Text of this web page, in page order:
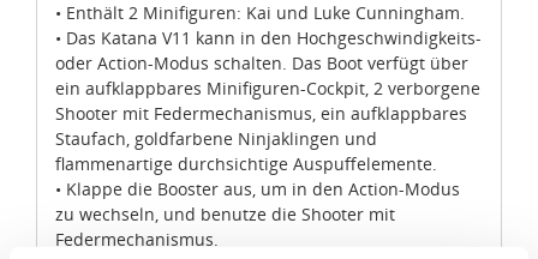
• Enthält 2 Minifiguren: Kai und Luke Cunningham.
• Das Katana V11 kann in den Hochgeschwindigkeits-
oder Action-Modus schalten. Das Boot verfügt über
ein aufklappbares Minifiguren-Cockpit, 2 verborgene
Shooter mit Federmechanismus, ein aufklappbares
Staufach, goldfarbene Ninjaklingen und
flammenartige durchsichtige Auspuffelemente.
• Klappe die Booster aus, um in den Action-Modus
zu wechseln, und benutze die Shooter mit
Federmechanismus.